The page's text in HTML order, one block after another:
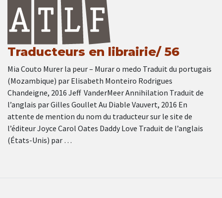
Traducteurs en librairie/ 56
Mia Couto Murer la peur – Murar o medo Traduit du portugais
(Mozambique) par Elisabeth Monteiro Rodrigues
Chandeigne, 2016 Jeff VanderMeer Annihilation Traduit de
l’anglais par Gilles Goullet Au Diable Vauvert, 2016 En
attente de mention du nom du traducteur sur le site de
l’éditeur Joyce Carol Oates Daddy Love Traduit de l’anglais
(États-Unis) par …